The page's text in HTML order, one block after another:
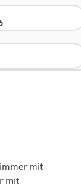
mit
mit